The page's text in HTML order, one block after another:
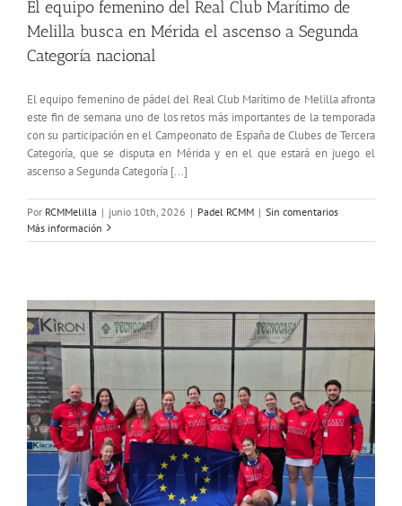
El equipo femenino del Real Club Marítimo de
Melilla busca en Mérida el ascenso a Segunda
Categoría nacional
El equipo femenino de pádel del Real Club Marítimo de Melilla afronta
este fin de semana uno de los retos más importantes de la temporada
con su participación en el Campeonato de España de Clubes de Tercera
Categoría, que se disputa en Mérida y en el que estará en juego el
ascenso a Segunda Categoría [...]
Por RCMMelilla | junio 10th, 2026 | Padel RCMM | Sin comentarios
Más información